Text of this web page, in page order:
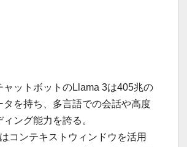
ャットボットのLlama 3は405兆の
タを持ち、多言語での会話や高度
ィング能力を誇る。
コンテキストウィンドウを活用